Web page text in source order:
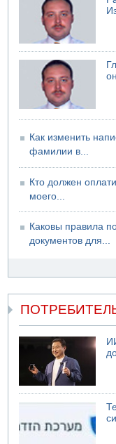
Как изменить
фамилии в...
Кто должен
моего...
Каковы правила
документов для...